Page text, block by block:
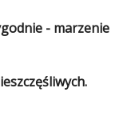
- marzenie